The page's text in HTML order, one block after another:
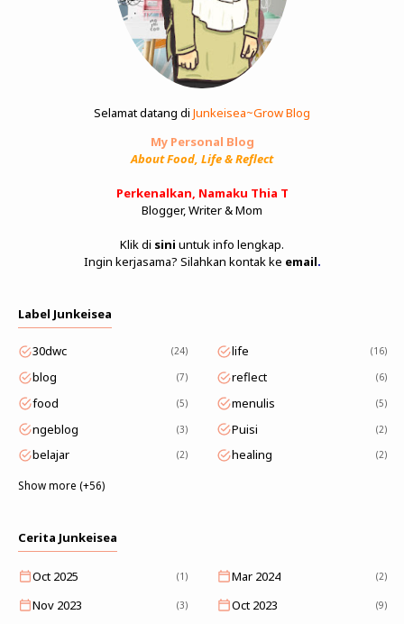
Selamat datang di Junkeisea~Grow Blog
My Personal Blog
About Food, Life & Reflect
Perkenalkan, Namaku Thia T
Blogger, Writer & Mom
Klik di sini untuk info lengkap.
Ingin kerjasama? Silahkan kontak ke email.
Label Junkeisea
30dwc 24 life 16
blog 7 reflect 6
food 5 menulis 5
ngeblog 3 Puisi 2
belajar 2 healing 2
Show more (+56)
Cerita Junkeisea
Oct 2025 (1) Mar 2024 (2)
Nov 2023 (3) Oct 2023 (9)